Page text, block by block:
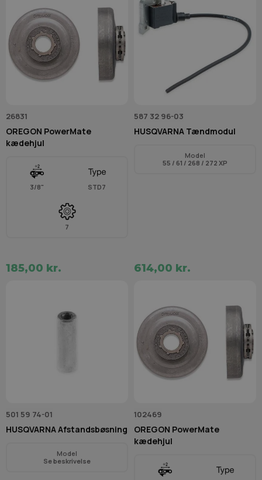
26831
OREGON PowerMate
kædehjul
3/8" STD7
7
185,00 kr.
587 32 96-03
HUSQVARNA Tændmodul
Model
55 / 61 / 268 / 272 XP
614,00 kr.
501 59 74-01
HUSQVARNA Afstandsbøsning
Model
Se beskrivelse
102469
OREGON PowerMate
kædehjul